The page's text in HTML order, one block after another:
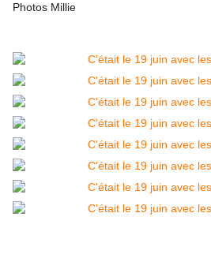
Photos Millie